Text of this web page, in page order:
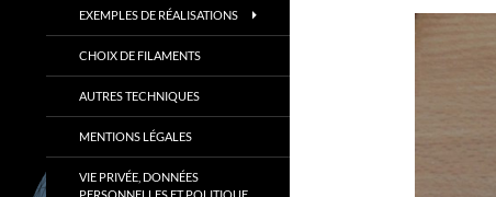
EXEMPLES DE RÉALISATIONS
CHOIX DE FILAMENTS
AUTRES TECHNIQUES
MENTIONS LÉGALES
VIE PRIVÉE, DONNÉES